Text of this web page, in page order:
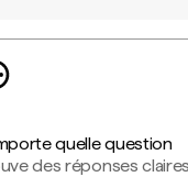
quelle question
des réponses